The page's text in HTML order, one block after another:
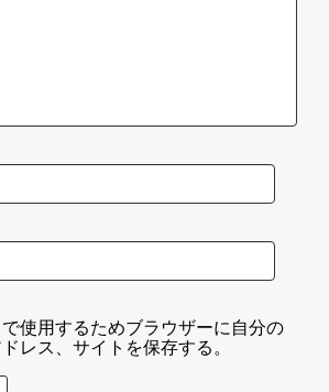
使用するためブラウザーに自分の
レス、サイトを保存する。